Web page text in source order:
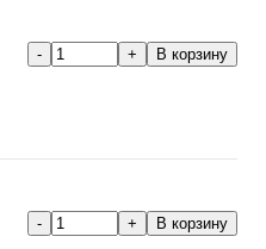
- + В корзину
- + В корзину